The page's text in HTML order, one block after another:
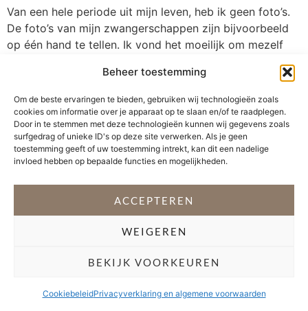
Beheer toestemming
Om de beste ervaringen te bieden, gebruiken wij technologieën zoals
cookies om informatie over je apparaat op te slaan en/of te raadplegen.
Door in te stemmen met deze technologieën kunnen wij gegevens zoals
surfgedrag of unieke ID's op deze site verwerken. Als je geen
toestemming geeft of uw toestemming intrekt, kan dit een nadelige
invloed hebben op bepaalde functies en mogelijkheden.
ACCEPTEREN
WEIGEREN
BEKIJK VOORKEUREN
CookiebeleidPrivacyverklaring en algemene voorwaarden
Van een hele periode uit mijn leven, heb ik geen foto’s.
De foto’s van mijn zwangerschappen zijn bijvoorbeeld
op één hand te tellen. Ik vond het moeilijk om mezelf
rimpels of een onderkin. En soms kijk ik als een
aangeschoten hert. Er was altijd […]
VOLG @STEFANI_GETSFIT
Copyright 2026 Stéfani Warning – Privacyverklaring